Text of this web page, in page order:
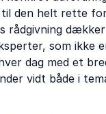
den helt rette
rådgivning
som ikke
dag med et
vidt både i